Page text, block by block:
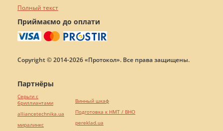
Полный текст
Приймаємо до оплати
Copyright © 2014-2026 «Протокол». Все права защищены.
Партнёры
Серьги с
бриллиантами
alliancetechnika.ua
миралинкс
Винный шкаф
Подготовка к НМТ / ВНО
pereklad.ua